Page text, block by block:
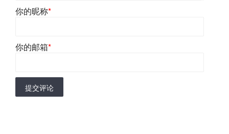
你的昵称*
你的邮箱*
提交评论